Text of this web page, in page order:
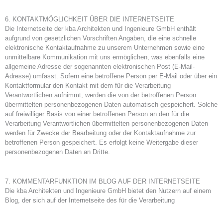
6. KONTAKTMÖGLICHKEIT ÜBER DIE INTERNETSEITE
Die Internetseite der kba Architekten und Ingenieure GmbH enthält
aufgrund von gesetzlichen Vorschriften Angaben, die eine schnelle
elektronische Kontaktaufnahme zu unserem Unternehmen sowie eine
unmittelbare Kommunikation mit uns ermöglichen, was ebenfalls eine
allgemeine Adresse der sogenannten elektronischen Post (E-Mail-
Adresse) umfasst. Sofern eine betroffene Person per E-Mail oder über ein
Kontaktformular den Kontakt mit dem für die Verarbeitung
Verantwortlichen aufnimmt, werden die von der betroffenen Person
übermittelten personenbezogenen Daten automatisch gespeichert. Solche
auf freiwilliger Basis von einer betroffenen Person an den für die
Verarbeitung Verantwortlichen übermittelten personenbezogenen Daten
werden für Zwecke der Bearbeitung oder der Kontaktaufnahme zur
betroffenen Person gespeichert. Es erfolgt keine Weitergabe dieser
personenbezogenen Daten an Dritte.
7. KOMMENTARFUNKTION IM BLOG AUF DER INTERNETSEITE
Die kba Architekten und Ingenieure GmbH bietet den Nutzern auf einem
Blog, der sich auf der Internetseite des für die Verarbeitung